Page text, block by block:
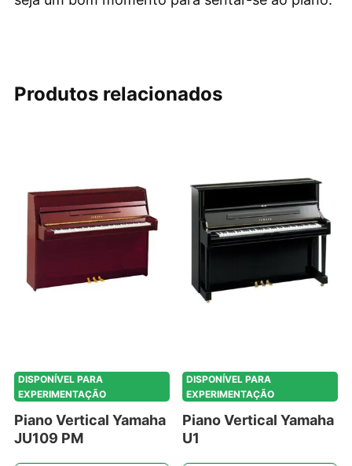
Produtos relacionados
DISPONÍVEL PARA
EXPERIMENTAÇÃO
Piano Vertical Yamaha
JU109 PM
DISPONÍVEL PARA
EXPERIMENTAÇÃO
Piano Vertical Yamaha
U1